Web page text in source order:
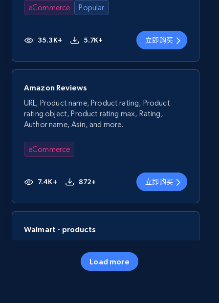
eCommerce Popular
35.3K+ 5.7K+ 立即购买
Amazon Reviews
URL, Product name, Product rating, Product
rating object, Product rating max, Rating,
Author name, Asin, and more.
eCommerce
7.4K+ 872+ 立即购买
Walmart - products
Specifications, Image urls, Top reviews, and
Load more